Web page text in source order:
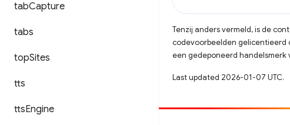
tabCapture
tabs
topSites
tts
ttsEngine
Tenzij anders vermeld, is de
codevoorbeelden gelicentieerd
een gedeponeerd
Last updated 2026-01-07 UTC.